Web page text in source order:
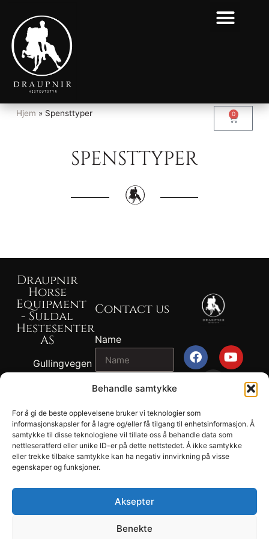
Behandle samtykke
For å gi de beste opplevelsene bruker vi teknologier som
informasjonskapsler for å lagre og/eller få tilgang til enhetsinformasjon. Å
samtykke til disse teknologiene vil tillate oss å behandle data som
nettleseratferd eller unike ID-er på dette nettstedet. Å ikke samtykke
eller trekke tilbake samtykke kan ha negativ innvirkning på visse
egenskaper og funksjoner.
Aksepter
Benekte
Hjem » Spensttyper 0
SPENSTTYPER
Draupnir
Horse
Equipment
- Suldal
Hestesenter
AS
Gullingvegen
+47 917 82
767 - John
Ragnvald
Ness
+47 902 04
694 - Tonje
sales@draupnir.no
2024
Draupnir® -
Suldal
Hestesenter
Terms and
Contact us
Name
Email
Message
SEND